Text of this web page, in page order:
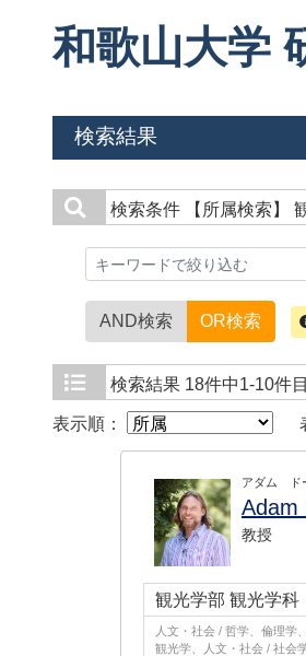
和歌山大学
検索結果
検索条件 【所属検索】
AND検索 OR検索
検索結果 18件中1-10件目
表示順：
アダム ド
Adam
教授
観光学部 観光学科
人文・社会 / 哲学、倫理学
観光学、人文・社会 / 社会